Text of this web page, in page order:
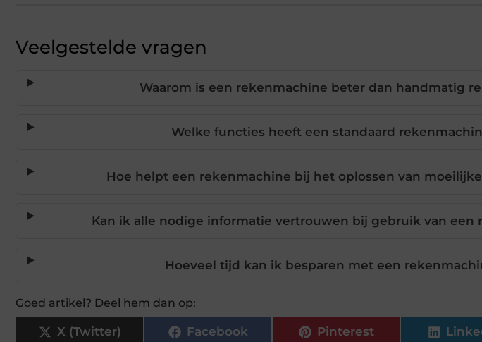
Veelgestelde vragen
Waarom is een rekenmachine beter dan handmatig
Welke functies heeft een standaard
Hoe helpt een rekenmachine bij het oplossen van
Kan ik alle nodige informatie vertrouwen bij gebruik van een
Hoeveel tijd kan ik besparen met een
Goed artikel? Deel hem dan op:
X (Twitter) Facebook Pinterest